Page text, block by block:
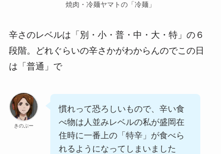
焼肉・冷麺ヤマトの「冷麺」
辛さのレベルは「別・小・普・中・大・特」の６
段階。どれぐらいの辛さかがわからんのでこの日
は「普通」で
きのぷー
慣れって恐ろしいもので、辛い食
べ物は人並みレベルの私が盛岡在
住時に一番上の「特辛」が食べら
れるようになってしまいました